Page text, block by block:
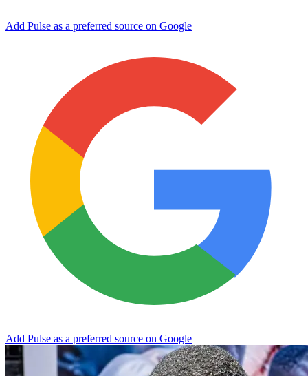
Add Pulse as a preferred source on Google
Add Pulse as a preferred source on Google